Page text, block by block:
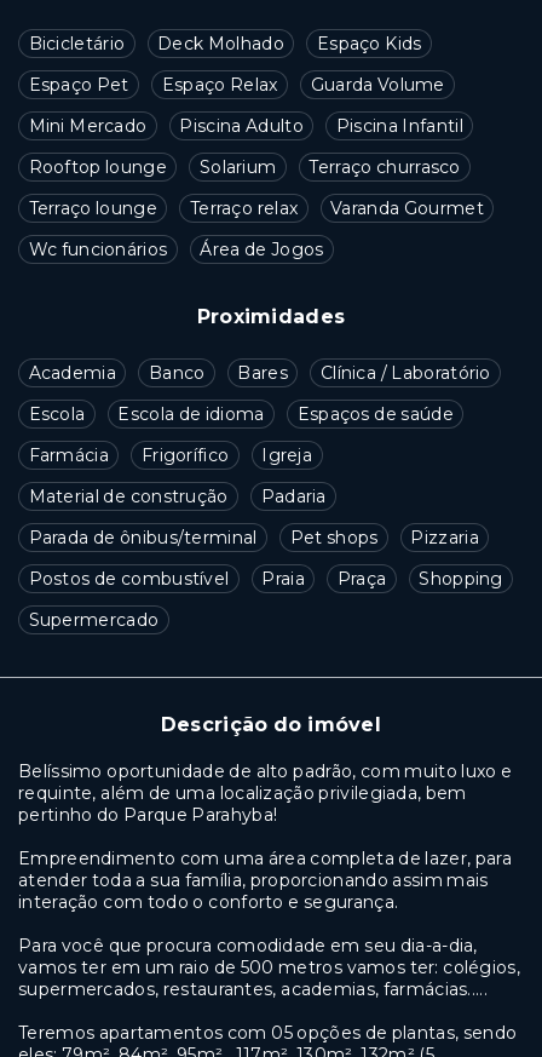
Bicicletário Deck Molhado
Espaço Kids
Espaço Pet
Espaço Relax
Guarda Volume
Mini Mercado
Piscina Adulto
Piscina Infantil
Rooftop lounge
Solarium
Terraço churrasco
Terraço lounge
Terraço relax
Varanda Gourmet
Wc funcionários
Área de Jogos
Proximidades
Academia Banco Bares
Clínica / Laboratório
Escola
Escola de idioma
Espaços de saúde
Farmácia
Frigorífico
Igreja
Material de construção
Padaria
Parada de ônibus/terminal
Pet shops
Pizzaria
Postos de combustível
Praia Praça
Shopping
Supermercado
Descrição do imóvel
Belíssimo oportunidade de alto padrão, com muito luxo e
requinte, além de uma localização privilegiada, bem
pertinho do Parque Parahyba!
Empreendimento com uma área completa de lazer, para
atender toda a sua família, proporcionando assim mais
interação com todo o conforto e segurança.
Para você que procura comodidade em seu dia-a-dia,
vamos ter em um raio de 500 metros vamos ter: colégios,
supermercados, restaurantes, academias, farmácias.....
Teremos apartamentos com 05 opções de plantas, sendo